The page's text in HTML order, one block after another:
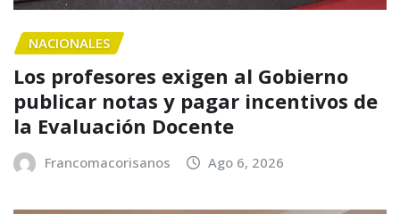
NACIONALES
Los profesores exigen al Gobierno
publicar notas y pagar incentivos de
la Evaluación Docente
Francomacorisanos Ago 6, 2026